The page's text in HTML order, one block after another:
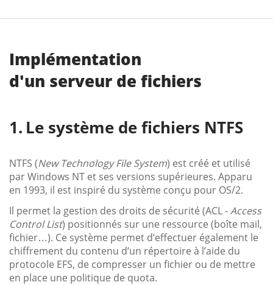
Implémentation
d'un serveur de fichiers
Le système de fichiers NTFS
NTFS (New Technology File System) est créé et utilisé
par Windows NT et ses versions supérieures. Apparu
en 1993, il est inspiré du système conçu pour OS/2.
Il permet la gestion des droits de sécurité (ACL -Access
Control List) positionnés sur une ressource (boîte mail,
fichier…). Ce système permet d’effectuer également le
chiffrement du contenu d’un répertoire à l’aide du
protocole EFS, de compresser un fichier ou de mettre
en place une politique de quota.